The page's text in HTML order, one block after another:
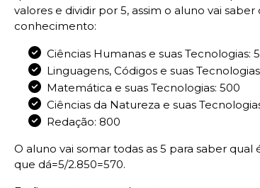
valores e dividir por 5, assim o aluno vai
conhecimento:
Ciências Humanas e suas Tecnologias:
Linguagens, Códigos e suas
Matemática e suas Tecnologias: 500
Ciências da Natureza e suas
Redação: 800
O aluno vai somar todas as 5 para saber
que dá=5/2.850=570.